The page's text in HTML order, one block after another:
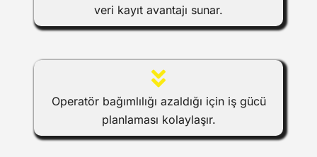
veri kayıt avantajı sunar.
Operatör bağımlılığı azaldığı için iş gücü
planlaması kolaylaşır.